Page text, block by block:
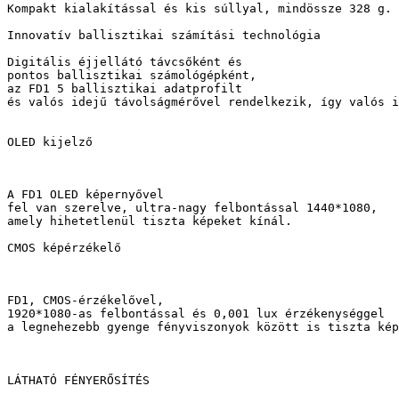
Kompakt kialakítással és kis súllyal, mindössze 328 g.
Innovatív ballisztikai számítási technológia
Digitális éjjellátó távcsőként és
pontos ballisztikai számológépként,
az FD1 5 ballisztikai adatprofilt
és valós idejű távolságmérővel rendelkezik, így
OLED kijelző
A FD1 OLED képernyővel
fel van szerelve, ultra-nagy felbontással 1440*1080,
amely hihetetlenül tiszta képeket kínál.
CMOS képérzékelő
FD1, CMOS-érzékelővel,
1920*1080-as felbontással és 0,001 lux érzékenységgel
a legnehezebb gyenge fényviszonyok között is tiszta
LÁTHATÓ FÉNYERŐSÍTÉS